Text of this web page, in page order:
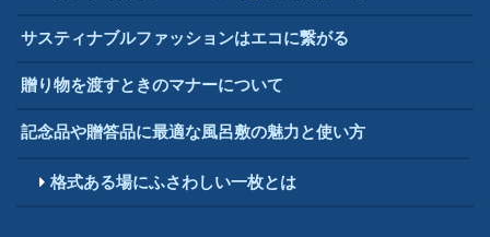
サスティナブルファッションはエコに繋がる
贈り物を渡すときのマナーについて
記念品や贈答品に最適な風呂敷の魅力と使い方
格式ある場にふさわしい一枚とは